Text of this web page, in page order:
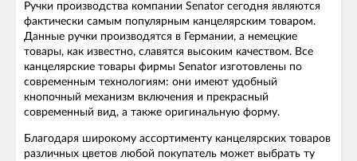
Ручки производства компании Senator сегодня являются
фактически самым популярным канцелярским товаром.
Данные ручки производятся в Германии, а немецкие
товары, как известно, славятся высоким качеством. Все
канцелярские товары фирмы Senator изготовлены по
современным технологиям: они имеют удобный
кнопочный механизм включения и прекрасный
современный вид, а также оригинальную форму.
Благодаря широкому ассортименту канцелярских товаров
различных цветов любой покупатель может выбрать ту